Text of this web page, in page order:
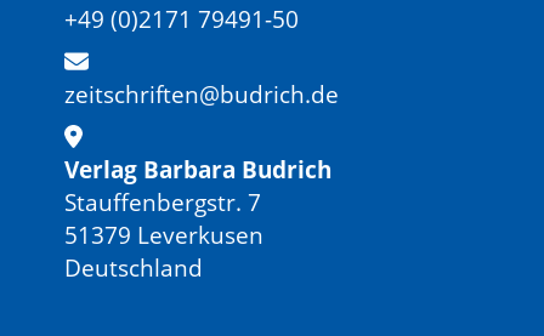
+49 (0)2171 79491-50
zeitschriften@budrich.de
Verlag Barbara Budrich
Stauffenbergstr. 7
51379 Leverkusen
Deutschland